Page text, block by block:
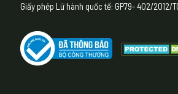
Giấy phép Lữ hành quốc tế: GP79- 402/2012/